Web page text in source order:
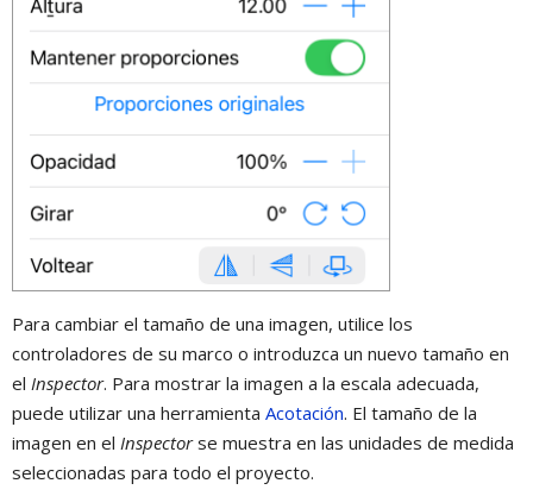
Para cambiar el tamaño de una imagen, utilice los
controladores de su marco o introduzca un nuevo tamaño en
el Inspector. Para mostrar la imagen a la escala adecuada,
puede utilizar una herramienta Acotación. El tamaño de la
imagen en el Inspectorse muestra en las unidades de medida
seleccionadas para todo el proyecto.